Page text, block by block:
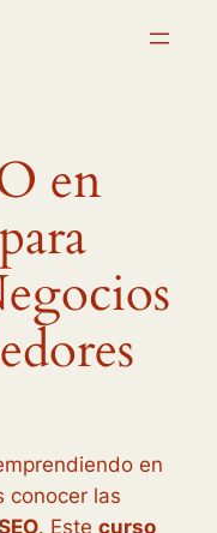
en
en
conocer las
. Este curso